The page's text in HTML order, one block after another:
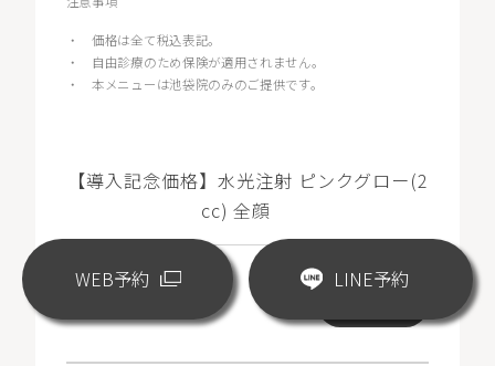
・価格は全て税込表記。
・
自由診療のため保険が適用されません。
・本メニューは池袋院のみのご提供です。
【導入記念価格】水光注射 ピンクグロー(2
cc) 全顔
WEB予約 LINE予約